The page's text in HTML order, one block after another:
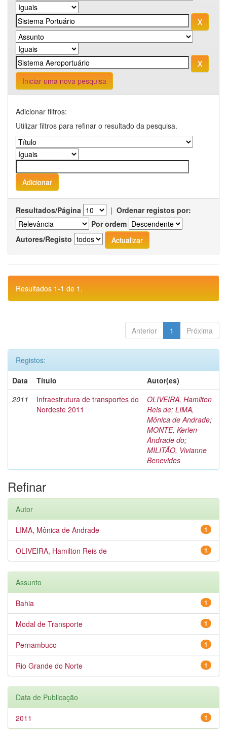
Iniciar uma nova pesquisa
Adicionar filtros:
Utilizar filtros para refinar o resultado da pesquisa.
Resultados/Página | Ordenar registos por:
Por ordem
Autores/Registo
Resultados 1-1 de 1.
Anterior 1 Próxima
Registos:
Data
Título
Autor(es)
2011
Infraestrutura de transportes do
Nordeste 2011
OLIVEIRA, Hamilton
Reis de; LIMA,
Mônica de Andrade;
MONTE, Kerlen
Andrade do;
MILITÃO, Vivianne
Benevides
Refinar
Autor
1
LIMA, Mônica de Andrade
1
OLIVEIRA, Hamilton Reis de
Assunto
1
Bahia
1
Modal de Transporte
1
Pernambuco
1
Rio Grande do Norte
Data de Publicação
1
2011